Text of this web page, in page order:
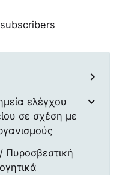
ελέγχου
σε σχέση με
Πυροσβεστική